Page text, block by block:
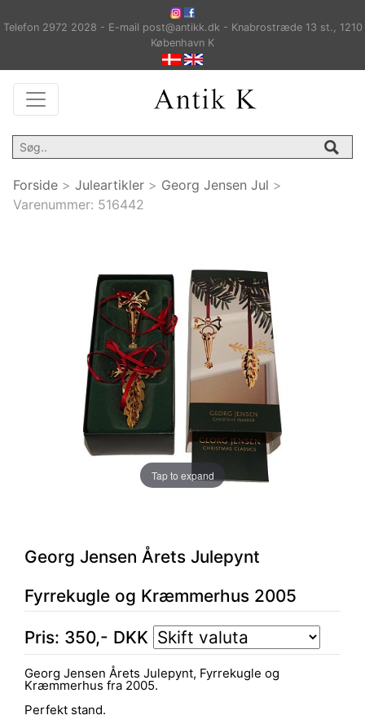
Telefon 2972 2028 - E-mail post@antikk.dk - Knabrostræde 13 st., 1210
København K
Forside > Juleartikler > Georg Jensen Jul >
Varenummer: 516442
Tap to expand
Georg Jensen Årets Julepynt
Fyrrekugle og Kræmmerhus 2005
Pris: 350,- DKK
Georg Jensen Årets Julepynt, Fyrrekugle og
Kræmmerhus fra 2005.
Perfekt stand.